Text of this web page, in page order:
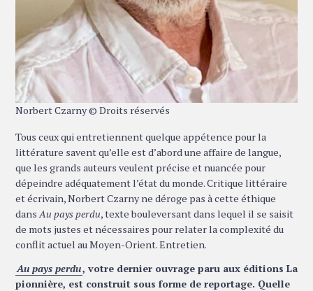
Norbert Czarny © Droits réservés
Tous ceux qui entretiennent quelque appétence pour la
littérature savent qu’elle est d’abord une affaire de langue,
que les grands auteurs veulent précise et nuancée pour
dépeindre adéquatement l’état du monde. Critique littéraire
et écrivain, Norbert Czarny ne déroge pas à cette éthique
dans Au pays perdu, texte bouleversant dans lequel il se saisit
de mots justes et nécessaires pour relater la complexité du
conflit actuel au Moyen-Orient. Entretien.
Au pays perdu, votre dernier ouvrage paru aux éditions La
pionnière, est construit sous forme de reportage. Quelle